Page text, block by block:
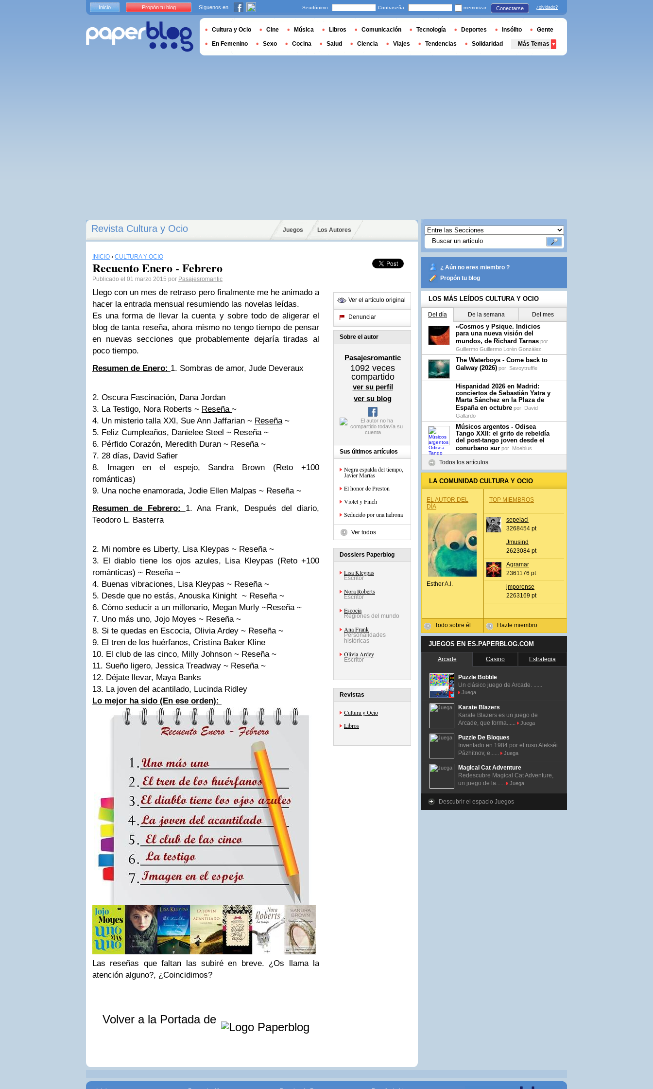
Revista Cultura y Ocio Juegos Los Autores
INICIO › CULTURA Y OCIO
Recuento Enero - Febrero
Publicado el 01 marzo 2015 por Pasajesromantic
Llego con un mes de retraso pero finalmente me he animado a
hacer la entrada mensual resumiendo las novelas leídas.
Es una forma de llevar la cuenta y sobre todo de aligerar el
blog de tanta reseña, ahora mismo no tengo tiempo de pensar
en nuevas secciones que probablemente dejaría tiradas al
poco tiempo.
Resumen de Enero: 1. Sombras de amor, Jude Deveraux
2. Oscura Fascinación, Dana Jordan
3. La Testigo, Nora Roberts ~ Reseña ~
4. Un misterio talla XXl, Sue Ann Jaffarian ~ Reseña~
5. Feliz Cumpleaños, Danielee Steel ~ Reseña ~
6. Pérfido Corazón, Meredith Duran ~ Reseña ~
7. 28 días, David Safier
8. Imagen en el espejo, Sandra Brown (Reto +100
románticas)
9. Una noche enamorada, Jodie Ellen Malpas ~ Reseña ~
Resumen de Febrero: 1. Ana Frank, Después del diario,
Teodoro L. Basterra
2. Mi nombre es Liberty, Lisa Kleypas ~ Reseña ~
3. El diablo tiene los ojos azules, Lisa Kleypas (Reto +100
románticas) ~ Reseña ~
4. Buenas vibraciones, Lisa Kleypas ~ Reseña ~
5. Desde que no estás, Anouska Kinight ~ Reseña ~
6. Cómo seducir a un millonario, Megan Murly ~Reseña ~
7. Uno más uno, Jojo Moyes ~ Reseña ~
8. Si te quedas en Escocia, Olivia Ardey ~ Reseña ~
9. El tren de los huérfanos, Cristina Baker Kline
10. El club de las cinco, Milly Johnson ~ Reseña ~
11. Sueño ligero, Jessica Treadway ~ Reseña ~
12. Déjate llevar, Maya Banks
13. La joven del acantilado, Lucinda Ridley
Lo mejor ha sido (En ese orden):
Las reseñas que faltan las subiré en breve. ¿Os llama la
atención alguno?, ¿Coincidimos?
Volver a la Portada de
Ver el artículo original
Denunciar
Sobre el autor
Pasajesromantic
1092 veces
compartido
ver su perfil
ver su blog
Sus últimos artículos
Negra espalda del tiempo,
Javier Marías
El honor de Preston
Violet y Finch
Seducido por una ladrona
Ver todos
Dossiers Paperblog
Lisa Kleypas
Escritor
Nora Roberts
Escritor
Escocia
Regiones del mundo
Ana Frank
Personalidades
históricas
Olivia Ardey
Escritor
Revistas
Cultura y Ocio
Libros
¿ Aún no eres miembro ?
Propón tu blog
LOS MÁS LEÍDOS CULTURA Y OCIO
Del día De la semana Del mes
«Cosmos y Psique. Indicios
para una nueva visión del
mundo», de Richard Tarnas por
Guillermo Guillermo Lorén González
The Waterboys - Come back to
Galway (2026) por Savoytruffle
Hispanidad 2026 en Madrid:
conciertos de Sebastián Yatra y
Marta Sánchez en la Plaza de
España en octubre por David
Gallardo
Músicos argentos - Odisea
Tango XXII: el grito de rebeldía
del post-tango joven desde el
conurbano sur por Moebius
Todos los artículos
LA COMUNIDAD CULTURA Y OCIO
EL AUTOR DEL
DÍA
Esther A.l.
Todo sobre él
TOP MIEMBROS
sepelaci
3268454 pt
Jmusind
2623084 pt
Agramar
2361176 pt
jmporense
2263169 pt
Hazte miembro
JUEGOS EN ES.PAPERBLOG.COM
Arcade Casino Estrategia
Puzzle Bobble
Un clásico juego de Arcade. ......
Juega
Karate Blazers
Karate Blazers es un juego de
Arcade, que forma......
Juega
Puzzle De Bloques
Inventado en 1984 por el ruso Alekséi
Pázhitnov, e......
Juega
Magical Cat Adventure
Redescubre Magical Cat Adventure,
un juego de la......
Juega
Descubrir el espacio Juegos
Inicio Propón tu blog Síguenos en Seudónimo Contraseña memorizar Conectarse ¿olvidado?
Cultura y Ocio Cine Música Libros Comunicación Tecnología Deportes Insólito Gente
En Femenino Sexo Cocina Salud Ciencia Viajes Tendencias Solidaridad Más Temas